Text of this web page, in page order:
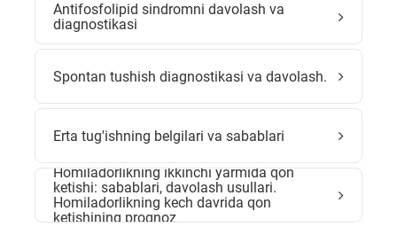
Antifosfolipid sindromni davolash va
diagnostikasi
Spontan tushish diagnostikasi va davolash.
Erta tug'ishning belgilari va sabablari
Homiladorlikning ikkinchi yarmida qon
ketishi: sabablari, davolash usullari.
Homiladorlikning kech davrida qon
ketishining prognoz